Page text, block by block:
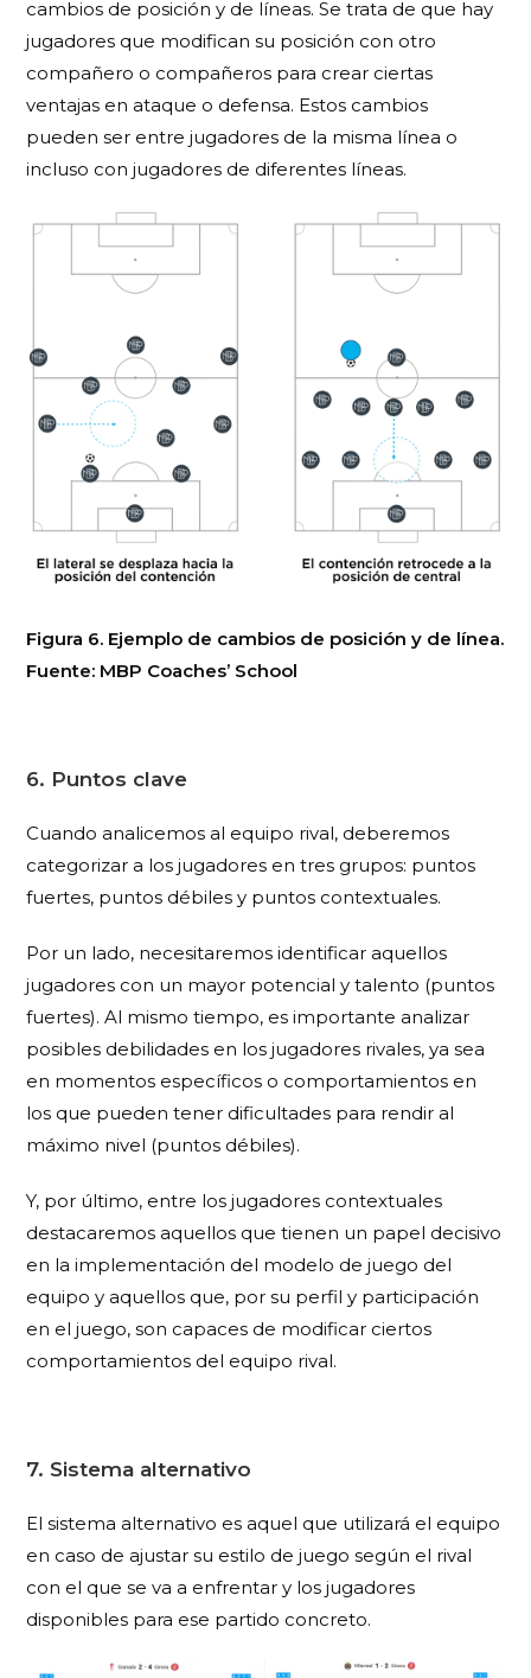
cambios de posición y de líneas.Se trata de que hay
jugadores que modifican su posición con otro
compañero o compañeros para crear ciertas
ventajas en ataque o defensa. Estos cambios
pueden ser entre jugadores de la misma línea o
incluso con jugadores de diferentes líneas.
Figura 6. Ejemplo de cambios de posición y de línea.
Fuente: MBP Coaches’ School
6. Puntos clave
Cuando analicemos al equipo rival, deberemos
categorizar a los jugadores en tres grupos: puntos
fuertes, puntos débiles y puntos contextuales.
Por un lado, necesitaremos identificar aquellos
jugadores con un mayor potencial y talento (puntos
fuertes). Al mismo tiempo, es importante analizar
posibles debilidades en los jugadores rivales, ya sea
en momentos específicos o comportamientos en
los que pueden tener dificultades para rendir al
máximo nivel (puntos débiles).
Y, por último, entre los jugadores contextuales
destacaremos aquellos que tienen un papel decisivo
en la implementación del modelo de juego del
equipo y aquellos que, por su perfil y participación
en el juego, son capaces de modificar ciertos
comportamientos del equipo rival.
7. Sistema alternativo
El sistema alternativo es aquel que utilizará el equipo
en caso de ajustar su estilo de juego según el rival
con el que se va a enfrentar y los jugadores
disponibles para ese partido concreto.